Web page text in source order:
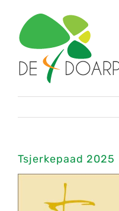
inhoud
Tsjerkepaad 2025
grotere